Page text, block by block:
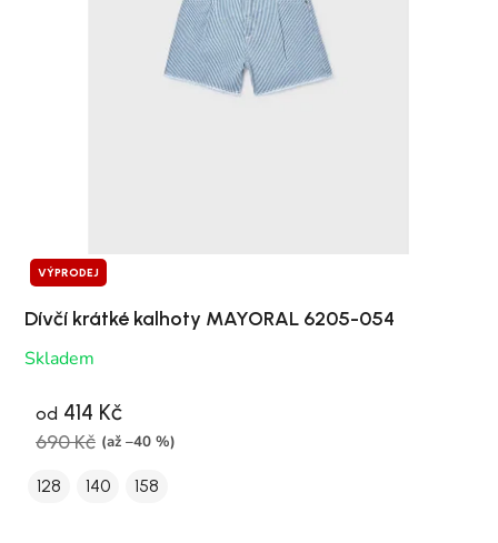
VÝPRODEJ
Dívčí krátké kalhoty MAYORAL 6205-054
Skladem
od 414 Kč
690 Kč (až –40 %)
128 140 158